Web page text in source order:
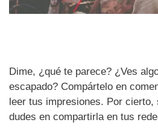
Dime, ¿qué te parece? ¿Ves
escapado? Compártelo en
leer tus impresiones. Por cierto,
dudes en compartirla en tus